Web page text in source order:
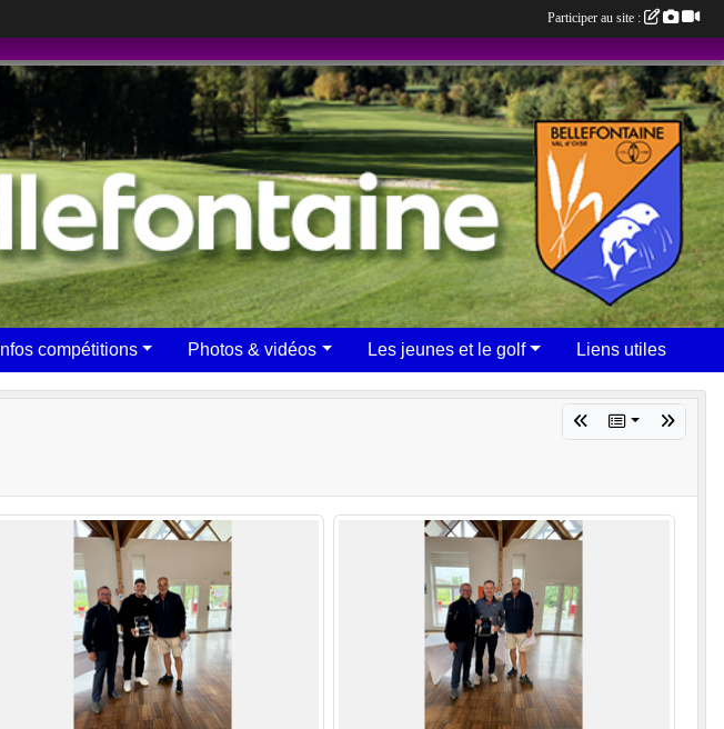
Infos compétitions Photos & vidéos Les jeunes et le golf Liens utiles
Participer au site :